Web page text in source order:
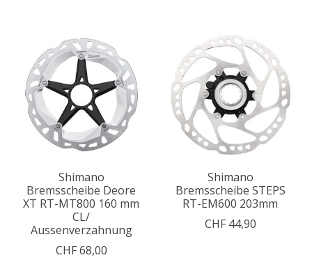
Shimano
Bremsscheibe Deore
XT RT-MT800 160 mm
CL/
Aussenverzahnung
CHF 68,00
Shimano
Bremsscheibe STEPS
RT-EM600 203mm
CHF 44,90